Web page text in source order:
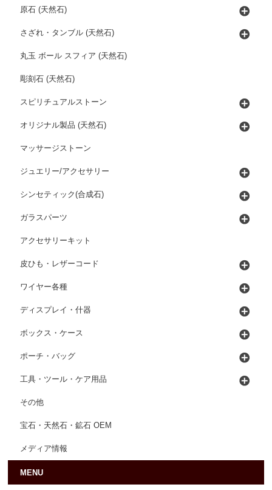
原石 (天然石)
さざれ・タンブル (天然石)
丸玉 ボール スフィア (天然石)
彫刻石 (天然石)
スピリチュアルストーン
オリジナル製品 (天然石)
マッサージストーン
ジュエリー/アクセサリー
シンセティック(合成石)
ガラスパーツ
アクセサリーキット
皮ひも・レザーコード
ワイヤー各種
ディスプレイ・什器
ボックス・ケース
ポーチ・バッグ
工具・ツール・ケア用品
その他
宝石・天然石・鉱石 OEM
メディア情報
MENU